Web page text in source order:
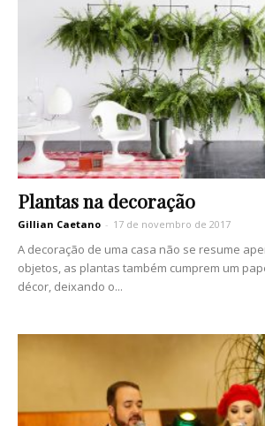
Plantas na decoração
Gillian Caetano - 17 de novembro de 2017
A decoração de uma casa não se resume
objetos, as plantas também cumprem um
décor, deixando o...